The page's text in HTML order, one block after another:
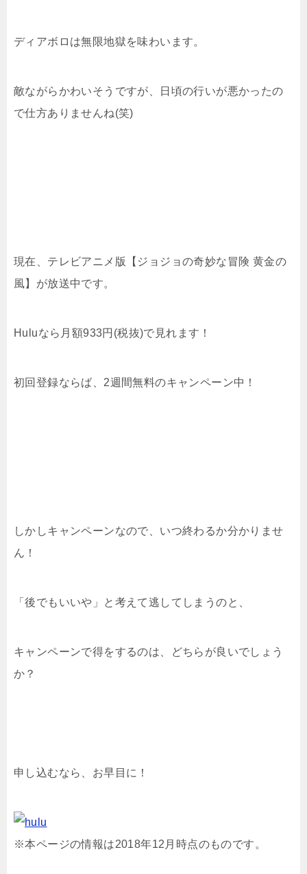
ディアボロは無限地獄を味わいます。
敵ながらかわいそうですが、日頃の行いが悪かったの
で仕方ありませんね(笑)
現在、テレビアニメ版【ジョジョの奇妙な冒険 黄金の
風】が放送中です。
Huluなら月額933円(税抜)で見れます！
初回登録ならば、2週間無料のキャンペーン中！
しかしキャンペーンなので、いつ終わるか分かりませ
ん！
「後でもいいや」と考えて逃してしまうのと、
キャンペーンで得をするのは、どちらが良いでしょう
か？
申し込むなら、お早目に！
※本ページの情報は2018年12月時点のものです。